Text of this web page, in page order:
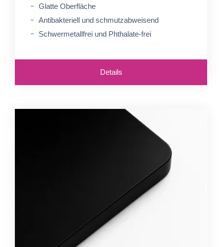
Glatte Oberfläche
Antibakteriell und schmutzabweisend
Schwermetallfrei und Phthalate-frei
Details